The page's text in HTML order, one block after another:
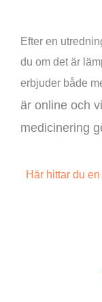
Efter en
du om det är
erbjuder både
är online och
medicinering
Här hittar du